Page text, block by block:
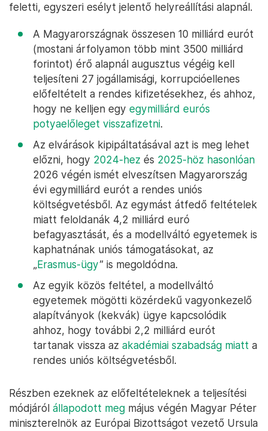
feletti, egyszeri esélyt jelentő helyreállítási alapnál.
A Magyarországnak összesen 10 milliárd eurót
(mostani árfolyamon több mint 3500 milliárd
forintot) érő alapnál augusztus végéig kell
teljesíteni 27 jogállamisági, korrupcióellenes
előfeltételt a rendes kifizetésekhez, és ahhoz,
hogy ne kelljen egy egymilliárd eurós
potyaelőleget visszafizetni.
Az elvárások kipipáltatásával azt is meg lehet
előzni, hogy 2024-hez és 2025-höz hasonlóan
2026 végén ismét elveszítsen Magyarország
évi egymilliárd eurót a rendes uniós
költségvetésből. Az egymást átfedő feltételek
miatt feloldanák 4,2 milliárd euró
befagyasztását, és a modellváltó egyetemek is
kaphatnának uniós támogatásokat, az
„Erasmus-ügy” is megoldódna.
Az egyik közös feltétel, a modellváltó
egyetemek mögötti közérdekű vagyonkezelő
alapítványok (kekvák) ügye kapcsolódik
ahhoz, hogy további 2,2 milliárd eurót
tartanak vissza az akadémiai szabadság miatt a
rendes uniós költségvetésből.
Részben ezeknek az előfeltételeknek a teljesítési
módjáról állapodott meg május végén Magyar Péter
miniszterelnök az Európai Bizottságot vezető Ursula